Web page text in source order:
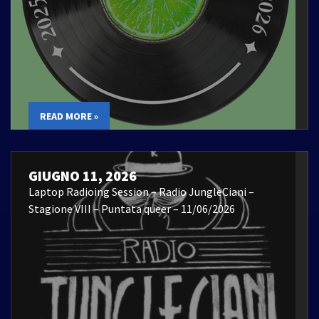
READ MORE »
GIUGNO 11, 2026
Laptop Radioing Session – Radio JungleCiani –
Stagione VIII – Puntata queer – 11/06/2026